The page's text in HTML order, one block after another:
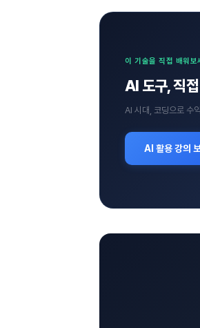
이 기술을 직접 배워보
AI 도구, 직
AI 시대, 코딩으로 수
AI 활용 강의